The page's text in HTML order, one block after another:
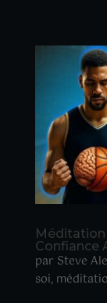
Méditation
Confiance
par Steve
soi,